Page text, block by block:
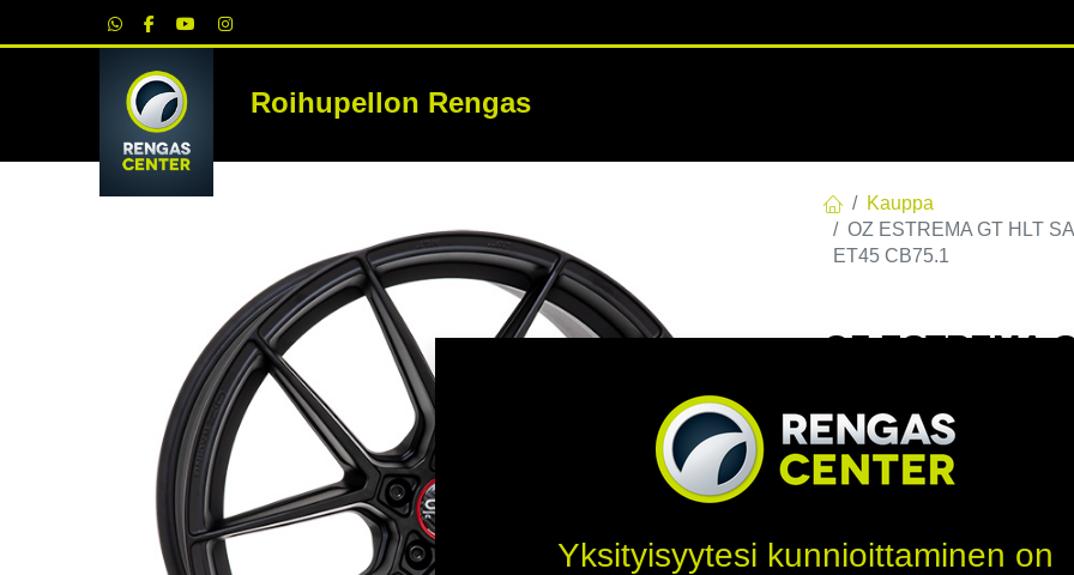
Roihupellon RengasRENKAAT
Kauppa
OZ ESTREMA GT HLT
ET45 CB75.1
OZ ESTREMA
CB75.1
EAN:8027529205657
Yksityisyytesi kunnioittaminen on